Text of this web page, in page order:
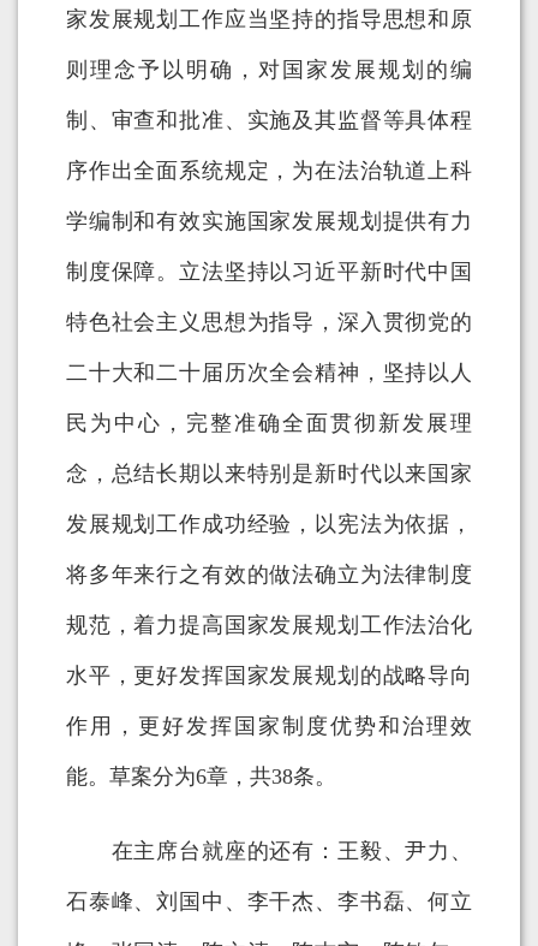
家发展规划工作应当坚持的指导思想和原
则理念予以明确，对国家发展规划的编
制、审查和批准、实施及其监督等具体程
序作出全面系统规定，为在法治轨道上科
学编制和有效实施国家发展规划提供有力
制度保障。立法坚持以习近平新时代中国
特色社会主义思想为指导，深入贯彻党的
二十大和二十届历次全会精神，坚持以人
民为中心，完整准确全面贯彻新发展理
念，总结长期以来特别是新时代以来国家
发展规划工作成功经验，以宪法为依据，
将多年来行之有效的做法确立为法律制度
规范，着力提高国家发展规划工作法治化
水平，更好发挥国家发展规划的战略导向
作用，更好发挥国家制度优势和治理效
能。草案分为6章，共38条。
在主席台就座的还有：王毅、尹力、
石泰峰、刘国中、李干杰、李书磊、何立